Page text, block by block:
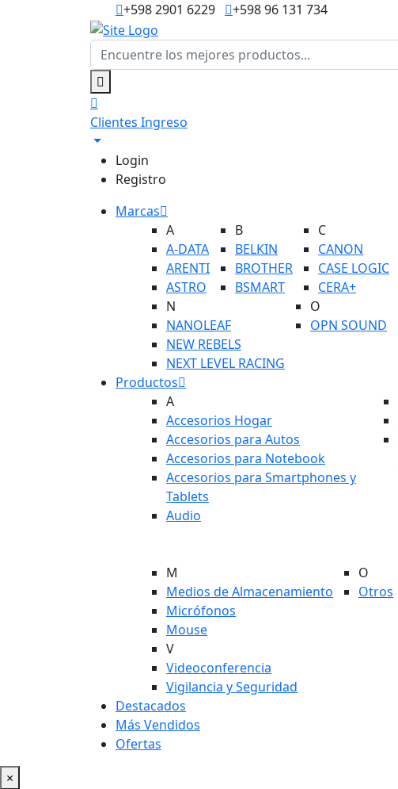
+598 2901 6229 +598 96 131 734
Clientes Ingreso
Login
Registro
Marcas
A
A-DATA
ARENTI
ASTRO
B
BELKIN
BROTHER
BSMART
C
CANON
CASE LOGIC
CERA+
N
NANOLEAF
NEW REBELS
NEXT LEVEL RACING
O
OPN SOUND
Productos
A
Accesorios Hogar
Accesorios para Autos
Accesorios para Notebook
Accesorios para Smartphones y
Tablets
Audio
M
Medios de Almacenamiento
Micrófonos
Mouse
O
Otros
V
Videoconferencia
Vigilancia y Seguridad
Destacados
Más Vendidos
Ofertas
×